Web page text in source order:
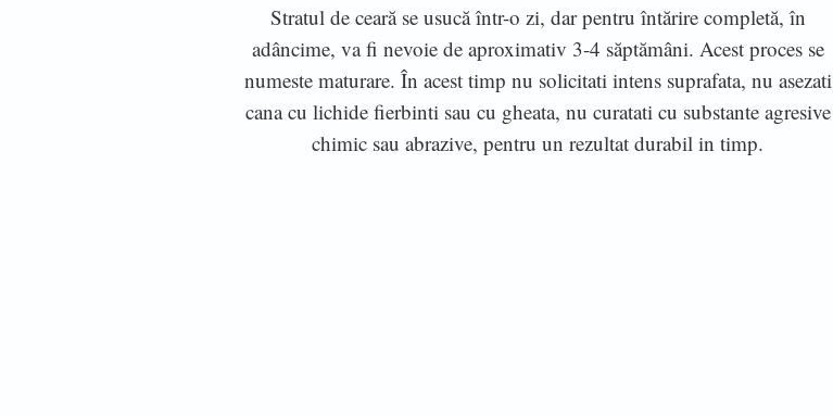
Stratul de ceară se usucă într-o zi, dar pentru întărire completă, în
adâncime, va fi nevoie de aproximativ 3-4 săptămâni. Acest proces se
numeste maturare. În acest timp nu solicitati intens suprafata, nu asezati
cana cu lichide fierbinti sau cu gheata, nu curatati cu substante agresive
chimic sau abrazive, pentru un rezultat durabil in timp.